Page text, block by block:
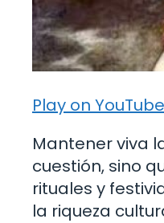
Play on YouTube
Mantener viva
cuestión, sino
rituales y
la riqueza